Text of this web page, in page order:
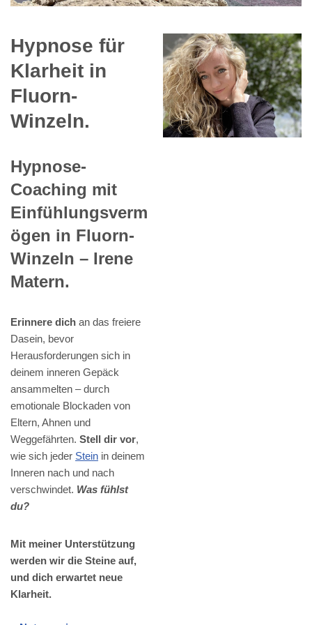
Hypnose für
Klarheit in
Fluorn-
Winzeln.
Hypnose-
Coaching mit
Einfühlungsverm
ögen in Fluorn-
Winzeln – Irene
Matern.
Erinnere dich an das freiere
Dasein, bevor
Herausforderungen sich in
deinem inneren Gepäck
ansammelten – durch
emotionale Blockaden von
Eltern, Ahnen und
Weggefährten. Stell dir vor,
wie sich jeder Stein in deinem
Inneren nach und nach
verschwindet. Was fühlst
du?
Mit meiner Unterstützung
werden wir die Steine auf,
und dich erwartet neue
Klarheit.